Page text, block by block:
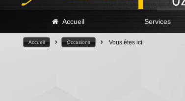
Accueil Services
Accueil > Occasions > Vous êtes ici